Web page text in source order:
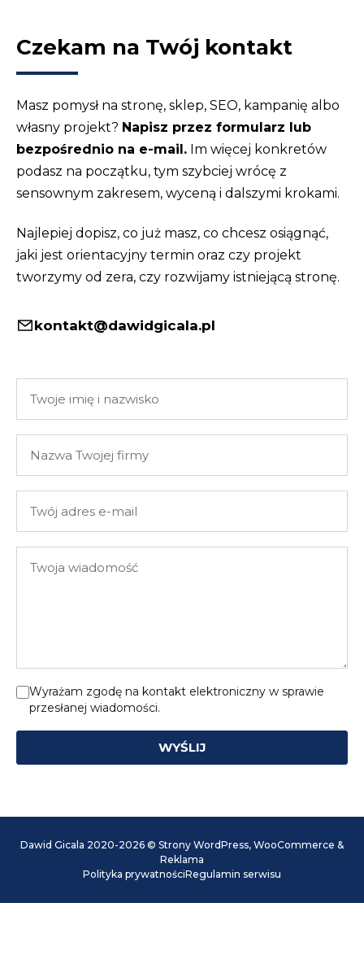
Czekam na Twój kontakt
Masz pomysł na stronę, sklep, SEO, kampanię albo
własny projekt? Napisz przez formularz lub
bezpośrednio na e-mail. Im więcej konkretów
podasz na początku, tym szybciej wrócę z
sensownym zakresem, wyceną i dalszymi krokami.
Najlepiej dopisz, co już masz, co chcesz osiągnąć,
jaki jest orientacyjny termin oraz czy projekt
tworzymy od zera, czy rozwijamy istniejącą stronę.
kontakt@dawidgicala.pl
imię
nazwisko
Twojej
adres
mail
wiadomość
Wyrażam zgodę na kontakt elektroniczny w sprawie
przesłanej wiadomości.
WYŚLIJ
Dawid Gicala 2020-2026 © Strony WordPress, WooCommerce &
Reklama
Polityka prywatnościRegulamin serwisu